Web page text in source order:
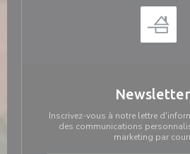
Newsletter
Inscrivez-vous à notre lettre
des communications
marketing par